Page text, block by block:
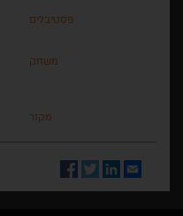
פסטיבלים
משחק
מקור
Email
LinkedIn
Twitter
Facebook